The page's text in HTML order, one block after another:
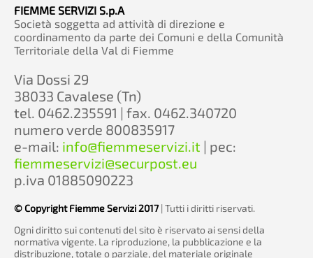
FIEMME SERVIZI S.p.A
Società soggetta ad attività di direzione e
coordinamento da parte dei Comuni e della Comunità
Territoriale della Val di Fiemme
Via Dossi 29
38033 Cavalese (Tn)
tel. 0462.235591 | fax. 0462.340720
numero verde 800835917
e-mail: info@fiemmeservizi.it | pec:
fiemmeservizi@securpost.eu
p.iva 01885090223
© Copyright Fiemme Servizi 2017| Tutti i diritti riservati.
Ogni diritto sui contenuti del sito è riservato ai sensi della
normativa vigente. La riproduzione, la pubblicazione e la
distribuzione, totale o parziale, del materiale originale